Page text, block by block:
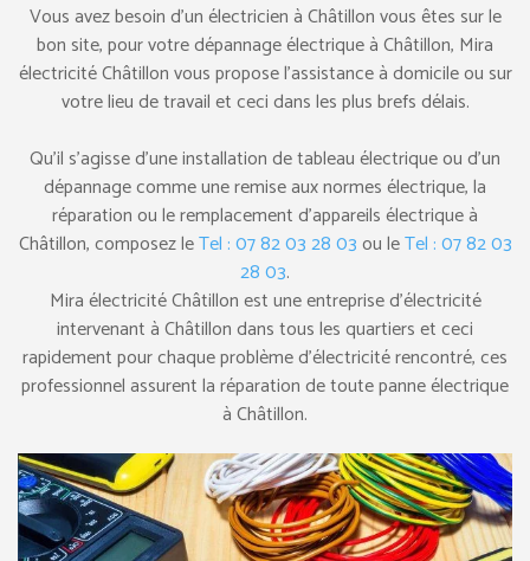
Vous avez besoin d’un électricien à Châtillon vous êtes sur le
bon site, pour votre dépannage électrique à Châtillon, Mira
électricité Châtillon vous propose l’assistance à domicile ou sur
votre lieu de travail et ceci dans les plus brefs délais.
Qu’il s’agisse d’une installation de tableau électrique ou d’un
dépannage comme une remise aux normes électrique, la
réparation ou le remplacement d’appareils électrique à
Châtillon, composez leTel : 07 82 03 28 03ou leTel : 07 82 03
28 03.
Mira électricité Châtillon est une entreprise d’électricité
intervenant à Châtillon dans tous les quartiers et ceci
rapidement pour chaque problème d’électricité rencontré, ces
professionnel assurent la réparation de toute panne électrique
à Châtillon.